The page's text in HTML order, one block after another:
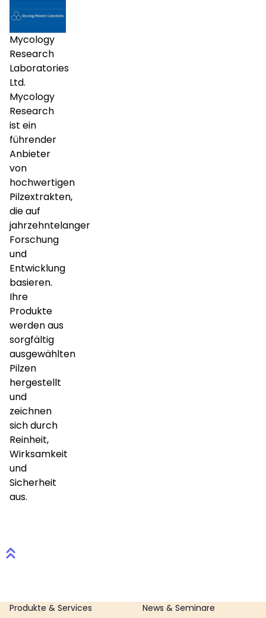
Mycology
Research
Laboratories
Ltd.
Mycology
Research
ist ein
führender
Anbieter
von
hochwertigen
Pilzextrakten,
die auf
jahrzehntelanger
Forschung
und
Entwicklung
basieren.
Ihre
Produkte
werden aus
sorgfältig
ausgewählten
Pilzen
hergestellt
und
zeichnen
sich durch
Reinheit,
Wirksamkeit
und
Sicherheit
aus.
Footer
Produkte & Services News & Seminare